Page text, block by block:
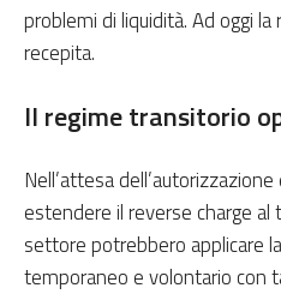
problemi di liquidità. Ad oggi
recepita.
Il regime transitorio
Nell’attesa
estendere il reverse charge
settore potrebbero applicare
temporaneo e volontario con